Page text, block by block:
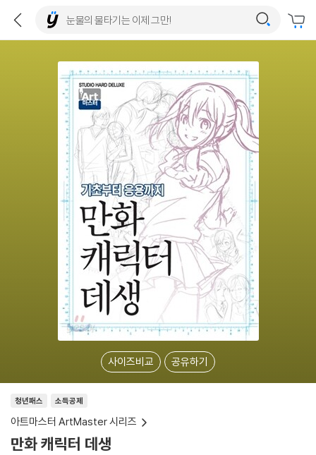
사이즈비교 공유하기
소득공제
청년패스
아트마스터 ArtMaster 시리즈
만화 캐릭터 데생